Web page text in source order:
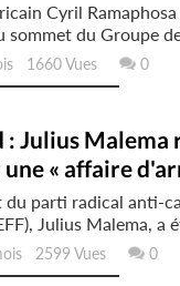
Cyril
sommet du Groupe
1660 Vues 0
Julius Malema
« affaire
du parti radical anti-
Julius Malema, a
2599 Vues 0